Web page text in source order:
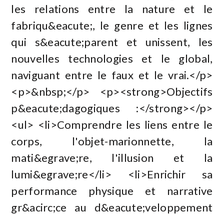
les relations entre la nature et le
fabriqu&eacute;, le genre et les lignes
qui s&eacute;parent et unissent, les
nouvelles technologies et le global,
naviguant entre le faux et le vrai.</p>
<p>&nbsp;</p> <p><strong>Objectifs
p&eacute;dagogiques :</strong></p>
<ul> <li>Comprendre les liens entre le
corps, l'objet-marionnette, la
mati&egrave;re, l'illusion et la
lumi&egrave;re</li> <li>Enrichir sa
performance physique et narrative
gr&acirc;ce au d&eacute;veloppement